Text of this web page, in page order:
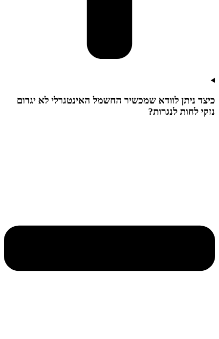
כיצד ניתן לוודא שמכשיר החשמל האינטגרלי לא יגרום
נזקי לחות לנגרות?